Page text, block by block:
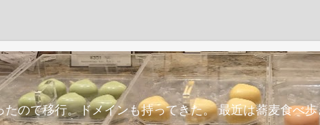
ので移行。ドメインも持ってきた。 最近は蕎麦食べ歩